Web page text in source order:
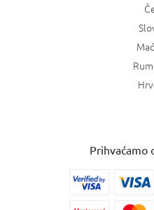
Prihvaćamo